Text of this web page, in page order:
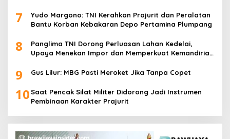
7
Yudo Margono: TNI Kerahkan Prajurit dan Peralatan
Bantu Korban Kebakaran Depo Pertamina Plumpang
8
Panglima TNI Dorong Perluasan Lahan Kedelai,
Upaya Menekan Impor dan Memperkuat Kemandirian
9 Gus Lilur: MBG Pasti Meroket Jika Tanpa Copet
10 Saat Pencak Silat Militer Didorong Jadi Instrumen
Pembinaan Karakter Prajurit